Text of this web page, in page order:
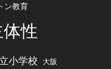
ン教育
性
小学校 大阪